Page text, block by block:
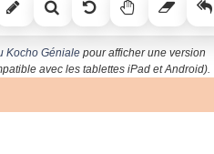
Kocho Géniale pour afficher une version
avec les tablettes iPad et Android).